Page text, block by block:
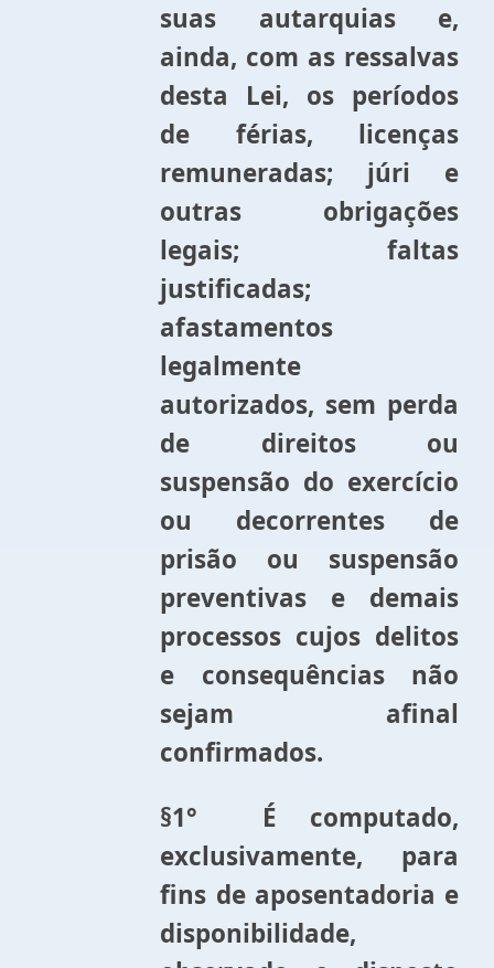
suas autarquias e,
ainda, com as ressalvas
desta Lei, os períodos
de férias, licenças
remuneradas; júri e
outras obrigações
legais; faltas
justificadas;
afastamentos
legalmente
autorizados, sem perda
de direitos ou
suspensão do exercício
ou decorrentes de
prisão ou suspensão
preventivas e demais
processos cujos delitos
e consequências não
sejam afinal
confirmados.
§1° É computado,
exclusivamente, para
fins de aposentadoria e
disponibilidade,